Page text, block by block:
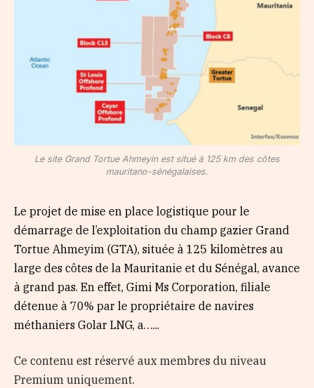
Le site Grand Tortue Ahmeyin est situé à 125 km des côtes
mauritano-sénégalaises.
Le projet de mise en place logistique pour le
démarrage de l’exploitation du champ gazier Grand
Tortue Ahmeyim (GTA), située à 125 kilomètres au
large des côtes de la Mauritanie et du Sénégal, avance
à grand pas. En effet, Gimi Ms Corporation, filiale
détenue à 70% par le propriétaire de navires
méthaniers Golar LNG, a…...
Ce contenu est réservé aux membres du niveau
Premium uniquement.